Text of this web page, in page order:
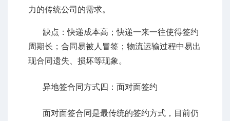
力的传统公司的需求。
缺点：快递成本高；快递一来一往使得签约
周期长；合同易被人冒签；物流运输过程中易出
现合同遗失、损坏等现象。
异地签合同方式四：面对面签约
面对面签合同是最传统的签约方式，目前仍